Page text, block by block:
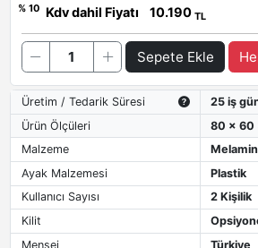
% 10
Kdv dahil Fiyatı 10.190 TL
Sepete Ekle
Üretim / Tedarik Süresi
25 iş
Ürün Ölçüleri
80 x 60
Malzeme
Melamin
Ayak Malzemesi
Plastik
Kullanıcı Sayısı
2 Kişilik
Kilit
Menşei
Türkiye